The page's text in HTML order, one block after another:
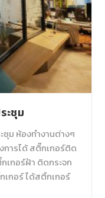
ะชุม
ม ห้องทำงานต่างๆ
ารได้ สติ๊กเกอร์ติด
กอร์ฝ้า ติดกระจก
เกอร์ ได้สติ้กเกอร์